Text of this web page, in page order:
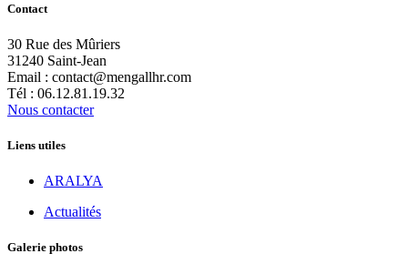
Contact
30 Rue des Mûriers
31240 Saint-Jean
Email : contact@mengallhr.com
Tél : 06.12.81.19.32
Nous contacter
Liens utiles
ARALYA
Actualités
Galerie photos